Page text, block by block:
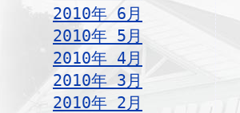
2010年 6月
2010年 5月
2010年 4月
2010年 3月
2010年 2月